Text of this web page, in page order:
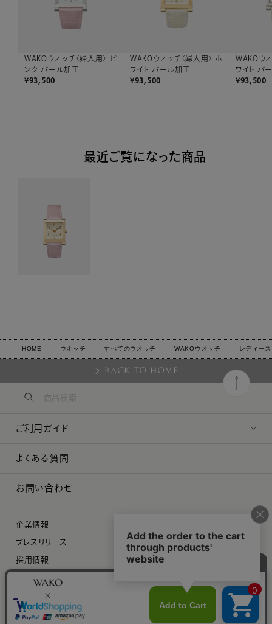
WAKOウオッチ〈婦人用〉 ピ
ンク パール加工
¥93,500
WAKOウオッチ〈婦人用〉 ホ
ワイト パール加工
¥93,500
WAKOウ
ワイト パ
¥93,500
最近ご覧になった商品
HOME ウオッチ すべてのウオッチ WAKOウオッチ レディース
BACK TO HOME
ご利用ガイド
よくある質問
お問い合わせ
企業情報
プレスリリース
採用情報
特定商取引に関する法律に基づく表示
プライバシーポリシー